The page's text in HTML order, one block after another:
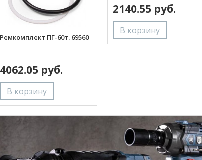
Ремкомплект ПГ-60т. 69560
4062.05 руб.
2140.55 руб.